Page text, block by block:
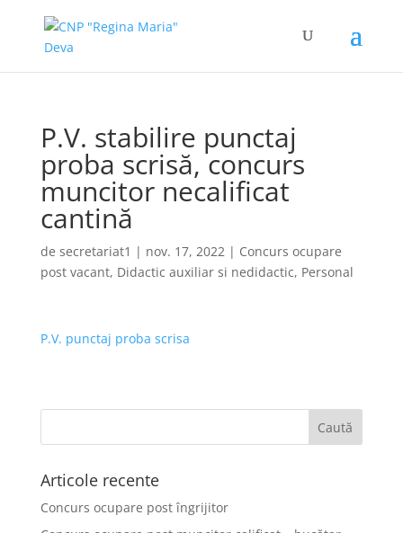
P.V. stabilire punctaj
proba scrisă, concurs
muncitor necalificat
cantină
de secretariat1 | nov. 17, 2022| Concurs ocupare
post vacant, Didactic auxiliar si nedidactic, Personal
P.V. punctaj proba scrisa
Articole recente
Concurs ocupare post îngrijitor